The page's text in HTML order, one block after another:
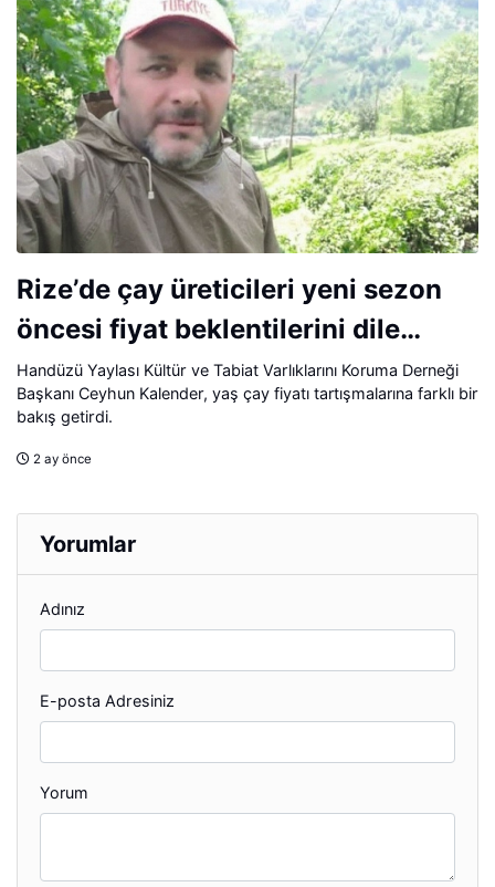
Rize’de çay üreticileri yeni sezon
öncesi fiyat beklentilerini dile
getiriyor.
Handüzü Yaylası Kültür ve Tabiat Varlıklarını Koruma Derneği
Başkanı Ceyhun Kalender, yaş çay fiyatı tartışmalarına farklı bir
bakış getirdi.
2 ay önce
Yorumlar
Adınız
E-posta Adresiniz
Yorum